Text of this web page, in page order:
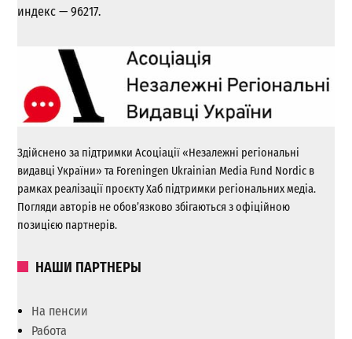
индекс — 96217.
Здійснено за підтримки Асоціації «Незалежні регіональні
видавці України» та Foreningen Ukrainian Media Fund Nordic в
рамках реалізації проєкту Хаб підтримки регіональних медіа.
Погляди авторів не обов’язково збігаються з офіційною
позицією партнерів.
НАШИ ПАРТНЕРЫ
На пенсии
Работа